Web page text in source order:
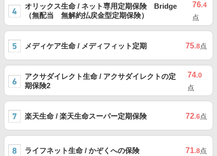
オリックス生命 / ネット専用定期保険 Bridge
（無配当 無解約払戻金型定期保険）
76.4
点
メディケア生命 / メディフィット定期 75.8点
アクサダイレクト生命 / アクサダイレクトの定
期保険2
74.0
点
楽天生命 / 楽天生命スーパー定期保険 72.6点
ライフネット生命 / かぞくへの保険 71.8点